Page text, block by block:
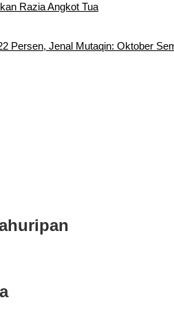
Razia Angkot Tua
Persen, Jenal Mutaqin: Oktober